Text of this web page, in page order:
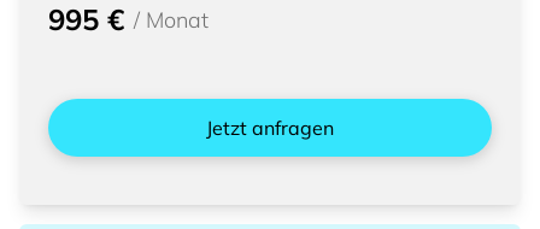
995 € / Monat
Jetzt anfragen